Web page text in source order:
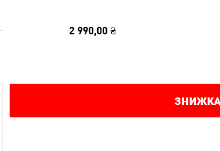
2 990,00 ₴
ЗНИЖКА